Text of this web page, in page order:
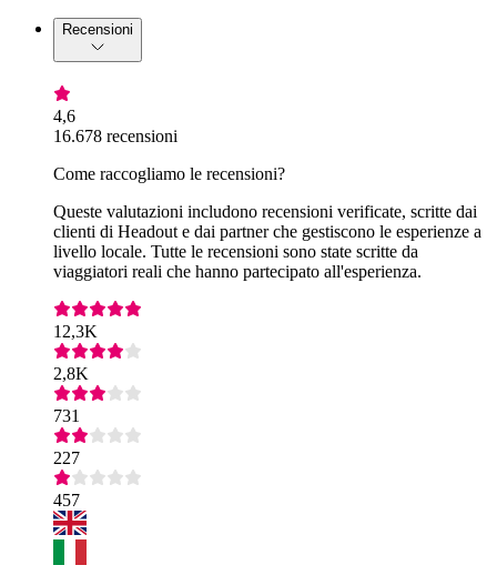
Recensioni
4,6
16.678 recensioni
Come raccogliamo le recensioni?
Queste valutazioni includono recensioni verificate, scritte dai
clienti di Headout e dai partner che gestiscono le esperienze a
livello locale. Tutte le recensioni sono state scritte da
viaggiatori reali che hanno partecipato all'esperienza.
12,3K
2,8K
731
227
457